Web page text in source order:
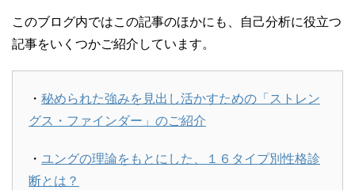
このブログ内ではこの記事のほかにも、自己分析に役立つ
記事をいくつかご紹介しています。
・ 秘められた強みを見出し活かすための「ストレン
グス・ファインダー」のご紹介
・ ユングの理論をもとにした、１６タイプ別性格診
断とは？